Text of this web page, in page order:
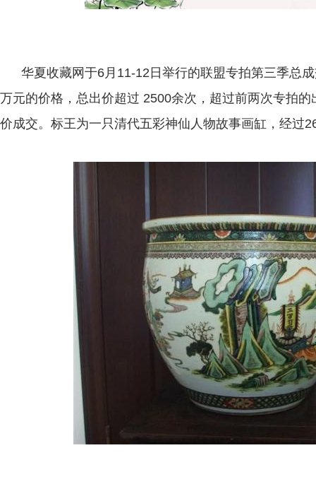
华夏收藏网于6月11-12日举行的联盟专拍第三季总
万元的价格，总出价超过 2500余次，超过前两次专拍
价成交。标王为一只清代五彩神仙人物故事画缸，经过